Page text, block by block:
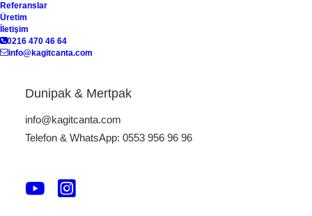
Referanslar
Üretim
İletişim
0216 470 46 64
info@kagitcanta.com
Dunipak & Mertpak
info@kagitcanta.com
Telefon & WhatsApp: 0553 956 96 96
istanbul karton kutu